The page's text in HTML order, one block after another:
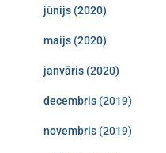
jūnijs (2020)
maijs (2020)
janvāris (2020)
decembris (2019)
novembris (2019)